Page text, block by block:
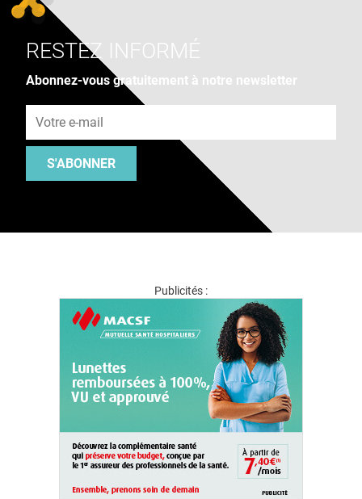
RESTEZ INFORMÉ
Abonnez-vous gratuitement à notre newsletter
S'ABONNER
Publicités :